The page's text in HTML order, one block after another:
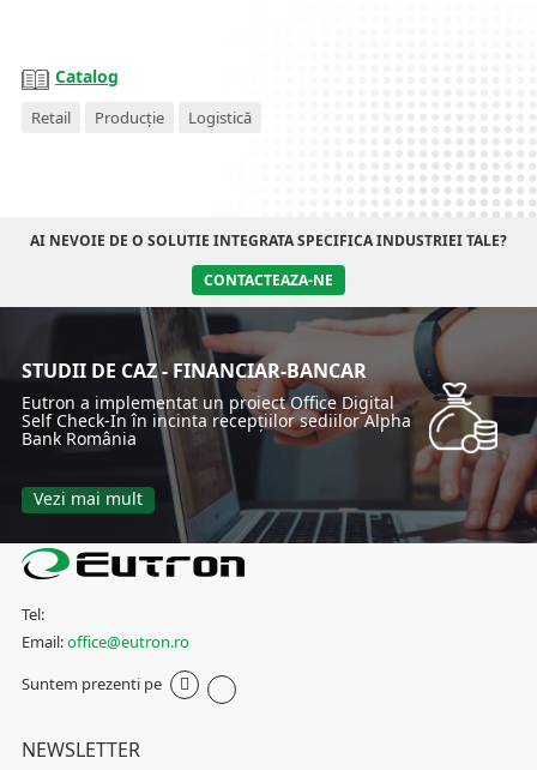
Catalog
Retail Producție Logistică
AI NEVOIE DE O SOLUTIE INTEGRATA SPECIFICA INDUSTRIEI TALE?
CONTACTEAZA-NE
STUDII DE CAZ - FINANCIAR-BANCAR
Eutron a implementat un proiect Office Digital
Self Check-In în incinta recepțiilor sediilor Alpha
Bank România
Vezi mai mult
Tel:
Email:office@eutron.ro
Suntem prezenti pe
NEWSLETTER